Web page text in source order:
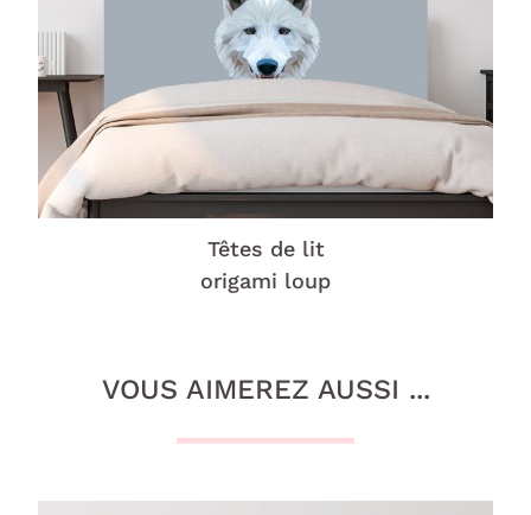
Têtes de lit
origami loup
VOUS AIMEREZ AUSSI ...